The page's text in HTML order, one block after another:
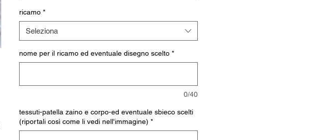
ricamo *
Seleziona
nome per il ricamo ed eventuale disegno scelto *
0/40
tessuti-patella zaino e corpo-ed eventuale sbieco scelti
(riportali così come li vedi nell'immagine) *